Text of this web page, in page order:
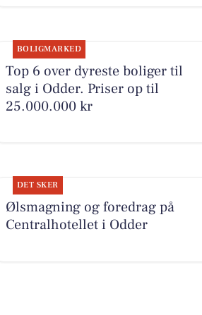
BOLIGMARKED
Top 6 over dyreste boliger til
salg i Odder. Priser op til
25.000.000 kr
DET SKER
Ølsmagning og foredrag på
Centralhotellet i Odder